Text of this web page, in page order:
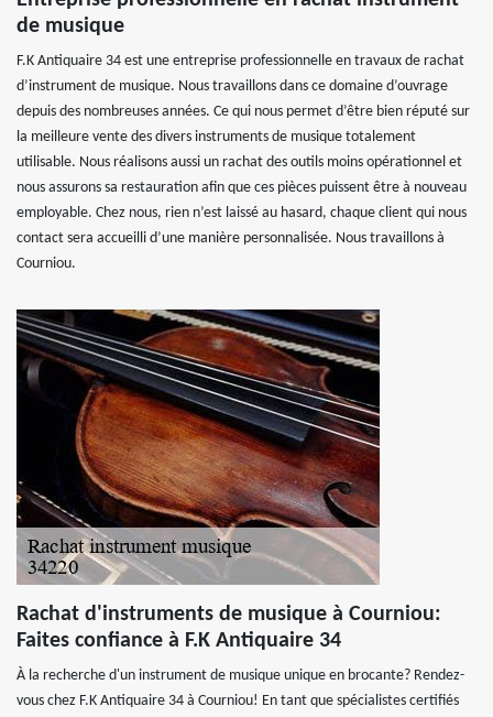
de musique
F.K Antiquaire 34 est une entreprise professionnelle en travaux de rachat
d’instrument de musique. Nous travaillons dans ce domaine d’ouvrage
depuis des nombreuses années. Ce qui nous permet d’être bien réputé sur
la meilleure vente des divers instruments de musique totalement
utilisable. Nous réalisons aussi un rachat des outils moins opérationnel et
nous assurons sa restauration afin que ces pièces puissent être à nouveau
employable. Chez nous, rien n’est laissé au hasard, chaque client qui nous
contact sera accueilli d’une manière personnalisée. Nous travaillons à
Courniou.
Rachat d'instruments de musique à Courniou:
Faites confiance à F.K Antiquaire 34
À la recherche d'un instrument de musique unique en brocante? Rendez-
vous chez F.K Antiquaire 34 à Courniou! En tant que spécialistes certifiés